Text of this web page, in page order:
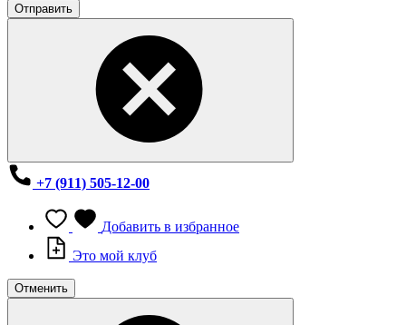
Отправить
+7 (911) 505-12-00
Добавить в избранное
Это мой клуб
Отменить